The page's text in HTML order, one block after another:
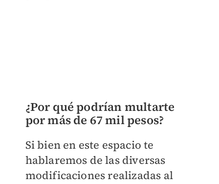
¿Por qué podrían multarte
por más de 67 mil pesos?
Si bien en este espacio te
hablaremos de las diversas
modificaciones realizadas al